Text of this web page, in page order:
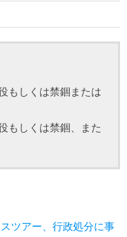
もしくは禁錮または
もしくは禁錮、また
ツアー、行政処分に事